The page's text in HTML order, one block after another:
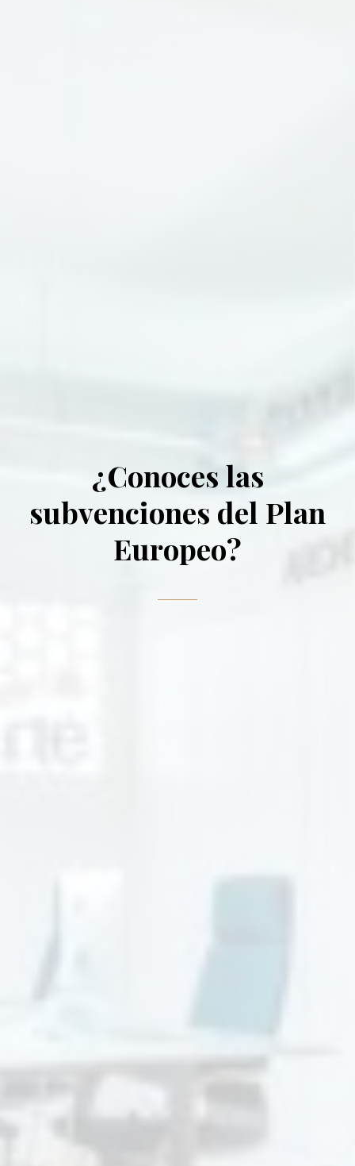
¿Conoces las
subvenciones del Plan
Europeo?